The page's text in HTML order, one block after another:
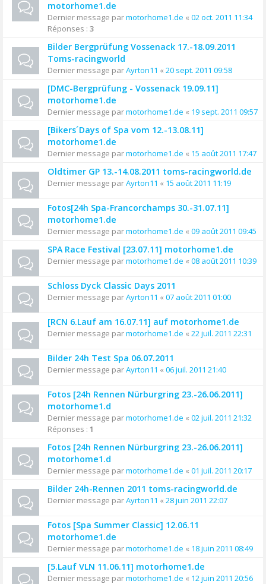
motorhome1.de
Dernier message parmotorhome1.de « 02 oct. 2011 11:34
Réponses : 3
Bilder Bergprüfung Vossenack 17.-18.09.2011
Toms-racingworld
Dernier message parAyrton11 « 20 sept. 2011 09:58
[DMC-Bergprüfung - Vossenack 19.09.11]
motorhome1.de
Dernier message parmotorhome1.de « 19 sept. 2011 09:57
[Bikers´Days of Spa vom 12.-13.08.11]
motorhome1.de
Dernier message parmotorhome1.de « 15 août 2011 17:47
Oldtimer GP 13.-14.08.2011 toms-racingworld.de
Dernier message parAyrton11 « 15 août 2011 11:19
Fotos[24h Spa-Francorchamps 30.-31.07.11]
motorhome1.de
Dernier message parmotorhome1.de « 09 août 2011 09:45
SPA Race Festival [23.07.11] motorhome1.de
Dernier message parmotorhome1.de « 08 août 2011 10:39
Schloss Dyck Classic Days 2011
Dernier message parAyrton11 « 07 août 2011 01:00
[RCN 6.Lauf am 16.07.11] auf motorhome1.de
Dernier message parmotorhome1.de « 22 juil. 2011 22:31
Bilder 24h Test Spa 06.07.2011
Dernier message parAyrton11 « 06 juil. 2011 21:40
Fotos [24h Rennen Nürburgring 23.-26.06.2011]
motorhome1.d
Dernier message parmotorhome1.de « 02 juil. 2011 21:32
Réponses : 1
Fotos [24h Rennen Nürburgring 23.-26.06.2011]
motorhome1.d
Dernier message parmotorhome1.de « 01 juil. 2011 20:17
Bilder 24h-Rennen 2011 toms-racingworld.de
Dernier message parAyrton11 « 28 juin 2011 22:07
Fotos [Spa Summer Classic] 12.06.11
motorhome1.de
Dernier message parmotorhome1.de « 18 juin 2011 08:49
[5.Lauf VLN 11.06.11] motorhome1.de
Dernier message parmotorhome1.de « 12 juin 2011 20:56